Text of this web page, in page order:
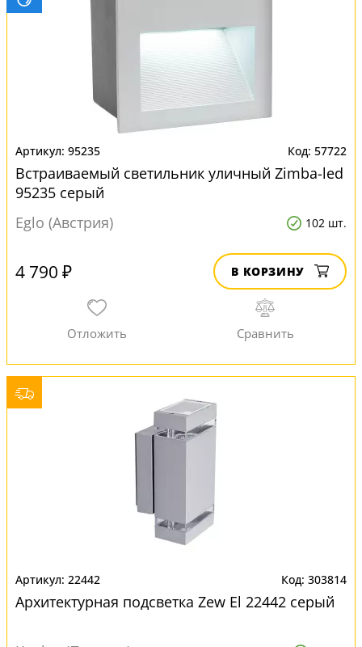
95235 57722
Встраиваемый светильник уличный Zimba-led
95235 серый
Eglo (Австрия)
102 шт.
4 790 ₽ В КОРЗИНУ
22442 303814
Архитектурная подсветка Zew El 22442 серый